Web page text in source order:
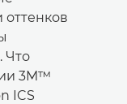
Что
3M™
ICS